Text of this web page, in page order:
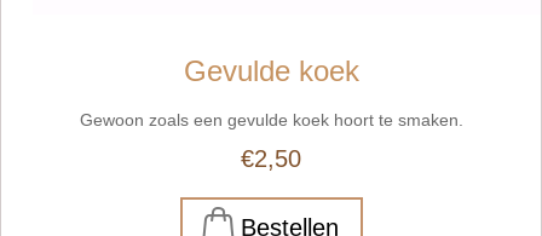
Gevulde koek
Gewoon zoals een gevulde koek hoort te smaken.
€2,50